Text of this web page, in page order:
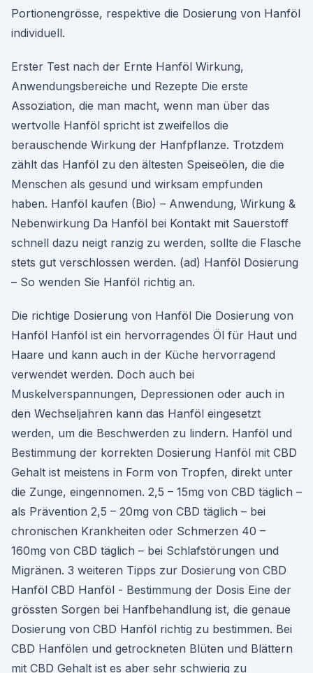
Portionengrösse, respektive die Dosierung von Hanföl
individuell.
Erster Test nach der Ernte Hanföl Wirkung,
Anwendungsbereiche und Rezepte Die erste
Assoziation, die man macht, wenn man über das
wertvolle Hanföl spricht ist zweifellos die
berauschende Wirkung der Hanfpflanze. Trotzdem
zählt das Hanföl zu den ältesten Speiseölen, die die
Menschen als gesund und wirksam empfunden
haben. Hanföl kaufen (Bio) – Anwendung, Wirkung &
Nebenwirkung Da Hanföl bei Kontakt mit Sauerstoff
schnell dazu neigt ranzig zu werden, sollte die Flasche
stets gut verschlossen werden. (ad) Hanföl Dosierung
– So wenden Sie Hanföl richtig an.
Die richtige Dosierung von Hanföl Die Dosierung von
Hanföl Hanföl ist ein hervorragendes Öl für Haut und
Haare und kann auch in der Küche hervorragend
verwendet werden. Doch auch bei
Muskelverspannungen, Depressionen oder auch in
den Wechseljahren kann das Hanföl eingesetzt
werden, um die Beschwerden zu lindern. Hanföl und
Bestimmung der korrekten Dosierung Hanföl mit CBD
Gehalt ist meistens in Form von Tropfen, direkt unter
die Zunge, eingennomen. 2,5 – 15mg von CBD täglich –
als Prävention 2,5 – 20mg von CBD täglich – bei
chronischen Krankheiten oder Schmerzen 40 –
160mg von CBD täglich – bei Schlafstörungen und
Migränen. 3 weiteren Tipps zur Dosierung von CBD
Hanföl CBD Hanföl - Bestimmung der Dosis Eine der
grössten Sorgen bei Hanfbehandlung ist, die genaue
Dosierung von CBD Hanföl richtig zu bestimmen. Bei
CBD Hanfölen und getrockneten Blüten und Blättern
mit CBD Gehalt ist es aber sehr schwierig zu